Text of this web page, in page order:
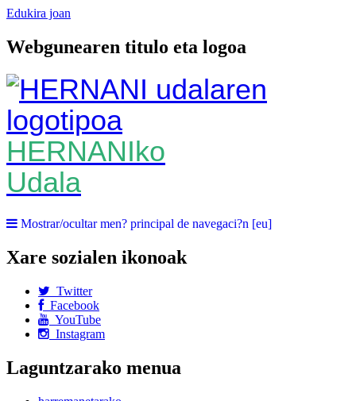
Edukira joan
Webgunearen titulo eta logoa
HERNANIko
Udala
Mostrar/ocultar men? principal de navegaci?n [eu]
Xare sozialen ikonoak
Twitter
Facebook
YouTube
Instagram
Laguntzarako menua